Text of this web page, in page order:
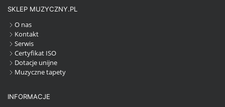
SKLEP MUZYCZNY.PL
O nas
Kontakt
Serwis
Certyfikat ISO
Dotacje unijne
Muzyczne tapety
INFORMACJE